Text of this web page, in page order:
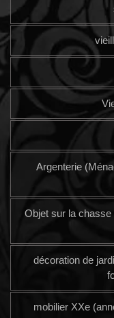
Argenterie
Objet sur la chasse
décoration de
mobilier XXe